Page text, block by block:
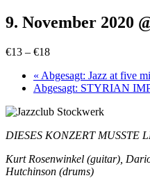
9. November 2020
€13 – €18
« Abgesagt: Jazz at five
Abgesagt: STYRIAN
DIESES KONZERT MUSSTE
Kurt Rosenwinkel (guitar),
Hutchinson (drums)